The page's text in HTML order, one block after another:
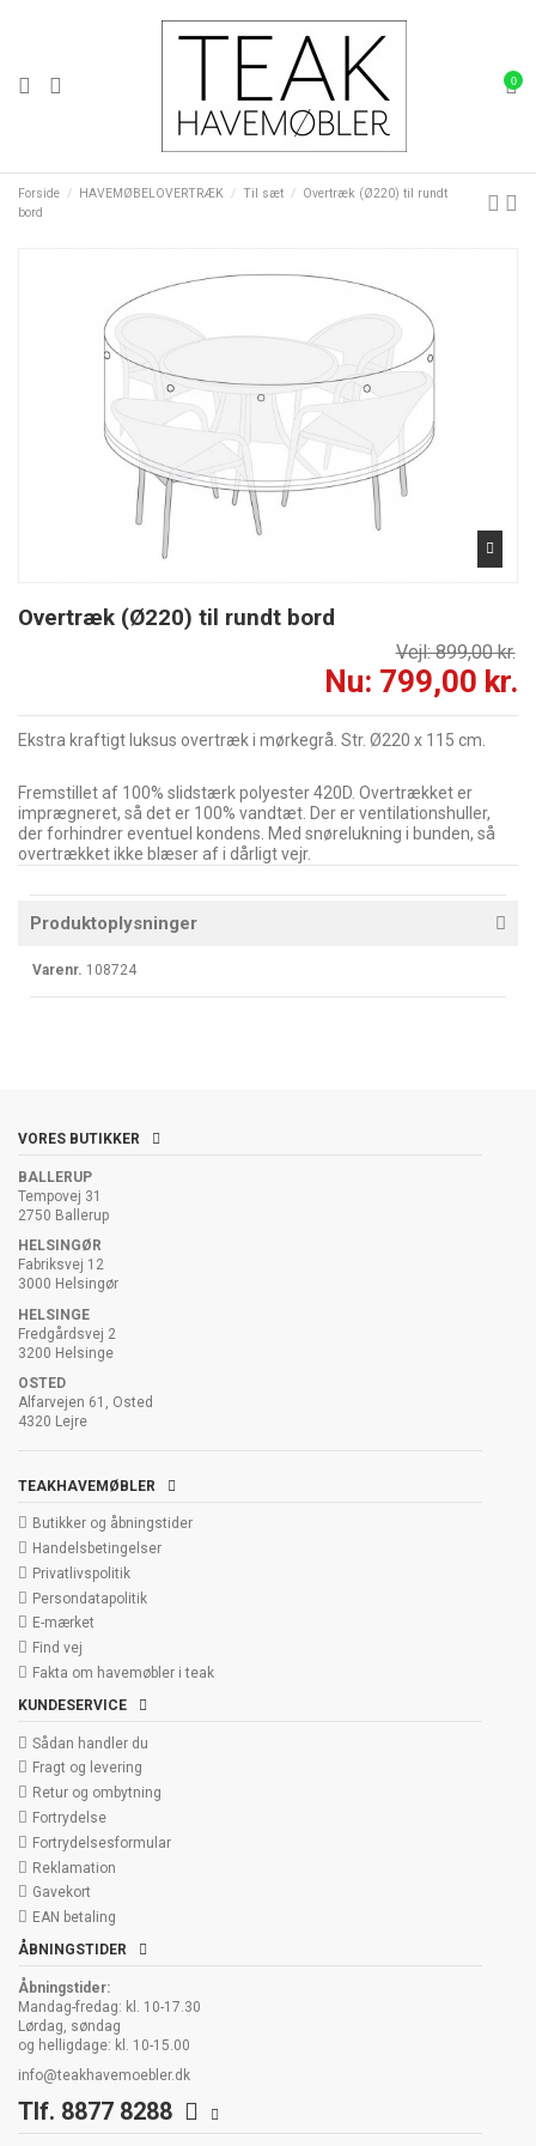
0
Forside HAVEMØBELOVERTRÆK Til sæt
Overtræk (Ø220) til rundt
bord
Overtræk (Ø220) til rundt bord
Vejl: 899,00 kr.
Nu: 799,00 kr.
Ekstra kraftigt luksus overtræk i mørkegrå. Str. Ø220 x 115 cm.
Fremstillet af 100% slidstærk polyester 420D. Overtrækket er
imprægneret, så det er 100% vandtæt. Der er ventilationshuller,
der forhindrer eventuel kondens. Med snørelukning i bunden, så
overtrækket ikke blæser af i dårligt vejr.
Produktoplysninger
Varenr. 108724
VORES BUTIKKER
BALLERUP
Tempovej 31
2750 Ballerup
HELSINGØR
Fabriksvej 12
3000 Helsingør
HELSINGE
Fredgårdsvej 2
3200 Helsinge
OSTED
Alfarvejen 61, Osted
4320 Lejre
TEAKHAVEMØBLER
Butikker og åbningstider
Handelsbetingelser
Privatlivspolitik
Persondatapolitik
E-mærket
Find vej
Fakta om havemøbler i teak
KUNDESERVICE
Sådan handler du
Fragt og levering
Retur og ombytning
Fortrydelse
Fortrydelsesformular
Reklamation
Gavekort
EAN betaling
ÅBNINGSTIDER
Åbningstider:
Mandag-fredag: kl. 10-17.30
Lørdag, søndag
og helligdage: kl. 10-15.00
info@teakhavemoebler.dk
Tlf. 8877 8288